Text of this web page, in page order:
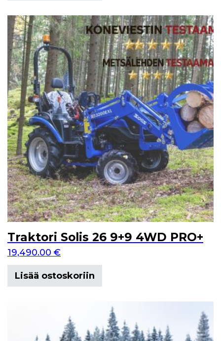
Traktori Solis 26 9+9 4WD PRO+
19,490.00 €
Lisää ostoskoriin